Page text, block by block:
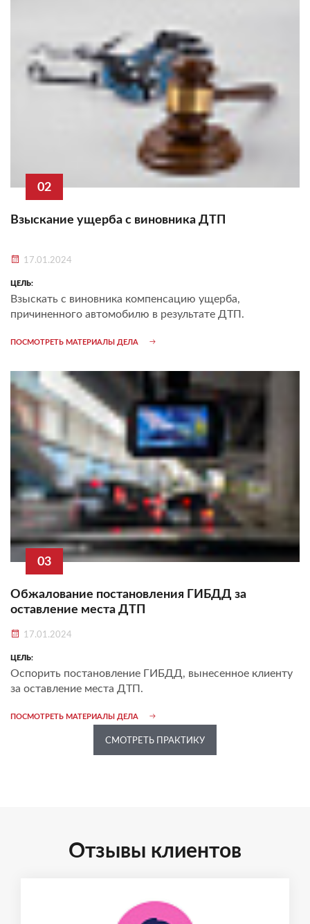
02
Взыскание ущерба с виновника ДТП
17.01.2024
ЦЕЛЬ:
Взыскать с виновника компенсацию ущерба,
причиненного автомобилю в результате ДТП.
ПОСМОТРЕТЬ МАТЕРИАЛЫ ДЕЛА
03
Обжалование постановления ГИБДД за
оставление места ДТП
17.01.2024
ЦЕЛЬ:
Оспорить постановление ГИБДД, вынесенное клиенту
за оставление места ДТП.
ПОСМОТРЕТЬ МАТЕРИАЛЫ ДЕЛА
СМОТРЕТЬ ПРАКТИКУ
Отзывы клиентов